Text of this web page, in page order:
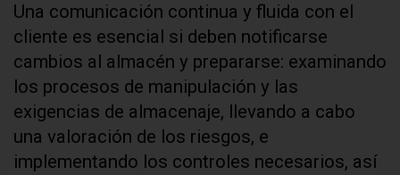
Una comunicación continua y fluida con el
cliente es esencial si deben notificarse
cambios al almacén y prepararse: examinando
los procesos de manipulación y las
exigencias de almacenaje, llevando a cabo
una valoración de los riesgos, e
implementando los controles necesarios, así